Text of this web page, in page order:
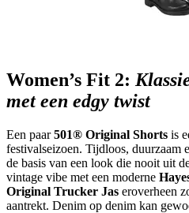
Women’s Fit 2:
met een edgy twist
Een paar501® Original Shorts is
festivalseizoen. Tijdloos, duurzaam
de basis van een look die nooit uit
vintage vibe met een moderne
Original Trucker Jas eroverheen
aantrekt. Denim op denim kan